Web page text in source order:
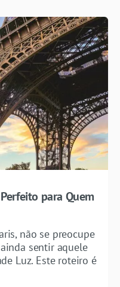
para Quem
não se preocupe
sentir aquele
Luz. Este roteiro é